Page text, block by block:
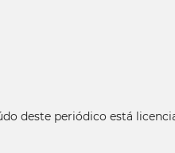
deste periódico está